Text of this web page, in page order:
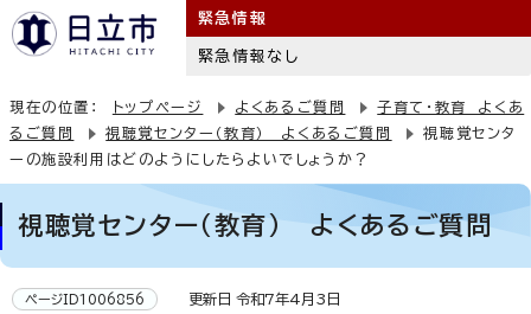
緊急情報
緊急情報なし
現在の位置： トップページ よくあるご質問
子育て・教育 よくあ
るご質問
視聴覚センター（教育） よくあるご質問
視聴覚センタ
ーの施設利用はどのようにしたらよいでしょうか？
視聴覚センター（教育） よくあるご質問
ページID1006856 更新日 令和7年4月3日